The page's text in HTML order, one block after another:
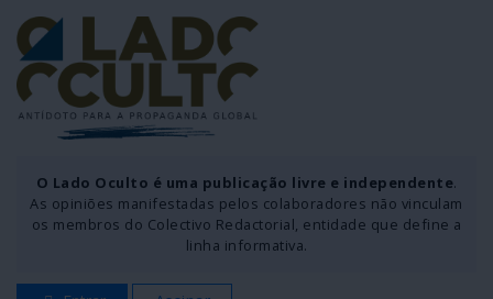
O Lado Oculto é uma publicação livre e independente.
As opiniões manifestadas pelos colaboradores não vinculam
os membros do Colectivo Redactorial, entidade que define a
linha informativa.